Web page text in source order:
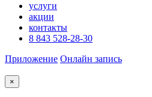
услуги
акции
контакты
8 843 528-28-30
Приложение Онлайн запись
×